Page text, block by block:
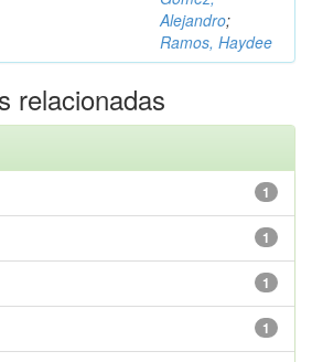
Alejandro;
Ramos, Haydee
relacionadas
1
1
1
1